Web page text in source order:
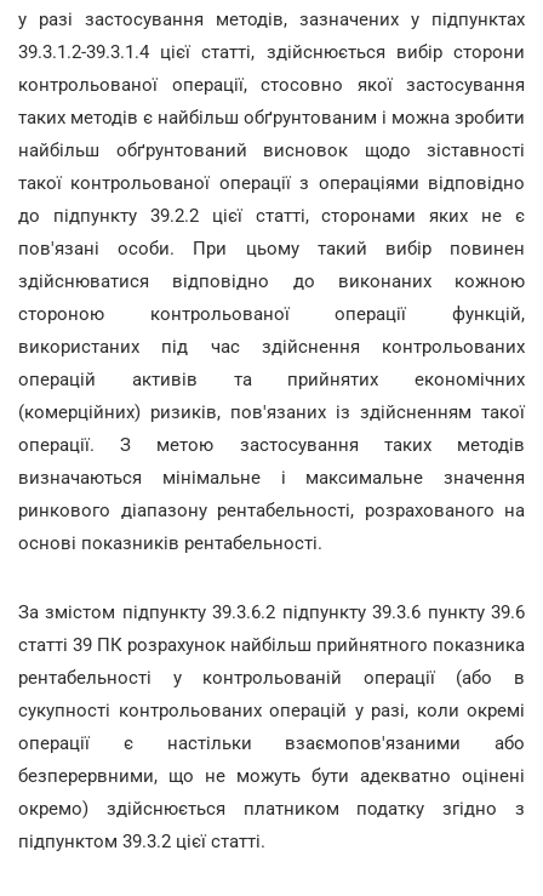
у разі застосування методів, зазначених у підпунктах
39.3.1.2-39.3.1.4 цієї статті, здійснюється вибір сторони
контрольованої операції, стосовно якої застосування
таких методів є найбільш обґрунтованим і можна зробити
найбільш обґрунтований висновок щодо зіставності
такої контрольованої операції з операціями відповідно
до підпункту 39.2.2 цієї статті, сторонами яких не є
пов'язані особи. При цьому такий вибір повинен
здійснюватися відповідно до виконаних кожною
стороною контрольованої операції функцій,
використаних під час здійснення контрольованих
операцій активів та прийнятих економічних
(комерційних) ризиків, пов'язаних із здійсненням такої
операції. З метою застосування таких методів
визначаються мінімальне і максимальне значення
ринкового діапазону рентабельності, розрахованого на
основі показників рентабельності.
За змістом підпункту 39.3.6.2 підпункту 39.3.6 пункту 39.6
статті 39 ПК розрахунок найбільш прийнятного показника
рентабельності у контрольованій операції (або в
сукупності контрольованих операцій у разі, коли окремі
операції є настільки взаємопов'язаними або
безперервними, що не можуть бути адекватно оцінені
окремо) здійснюється платником податку згідно з
підпунктом 39.3.2 цієї статті.